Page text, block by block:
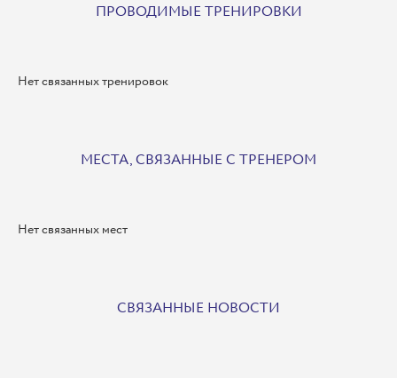
ПРОВОДИМЫЕ ТРЕНИРОВКИ
Нет связанных тренировок
МЕСТА, СВЯЗАННЫЕ С ТРЕНЕРОМ
Нет связанных мест
СВЯЗАННЫЕ НОВОСТИ